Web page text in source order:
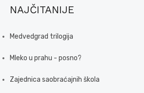
NAJČITANIJE
Medvedgrad trilogija
Mleko u prahu - posno?
Zajednica saobraćajnih škola